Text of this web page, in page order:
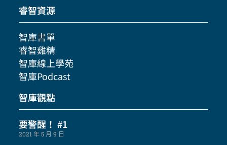
睿智資源
智庫書單
睿智雞精
智庫線上學苑
智庫Podcast
智庫觀點
要警醒！ #1
2021 年 5 月 9 日